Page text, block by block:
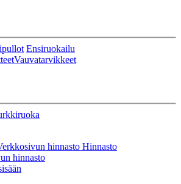
Ensiruokailu
Vauvatarvikkeet
hinnasto Hinnasto
hinnasto